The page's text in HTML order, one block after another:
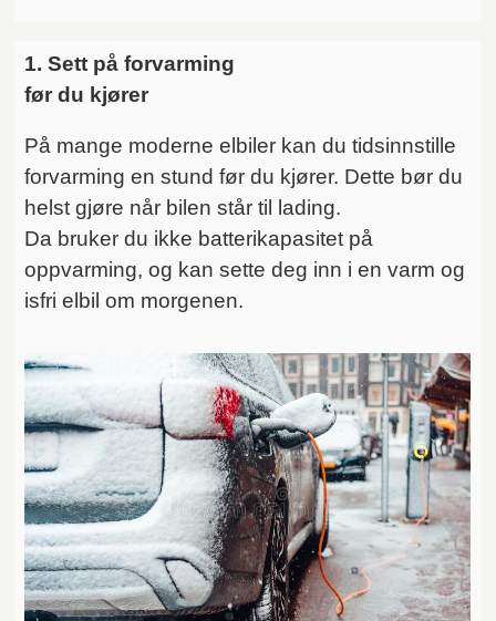
1. Sett på forvarming
før du kjører
På mange moderne elbiler kan du tidsinnstille
forvarming en stund før du kjører. Dette bør du
helst gjøre når bilen står til lading.
Da bruker du ikke batterikapasitet på
oppvarming, og kan sette deg inn i en varm og
isfri elbil om morgenen.